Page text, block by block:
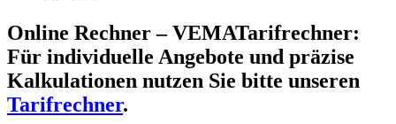
Online Rechner – VEMATarifrechner:
Für individuelle Angebote und präzise
Kalkulationen nutzen Sie bitte unseren
Tarifrechner.